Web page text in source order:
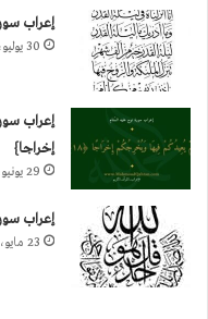
إعراب
30 يوليو، 2015
إخراجا}
29 يونيو، 2022
إعراب
23 مايو، 2015